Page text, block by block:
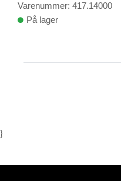
Varenummer: 417.14000
På lager
}